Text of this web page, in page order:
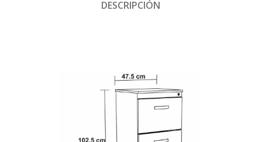
DESCRIPCIÓN